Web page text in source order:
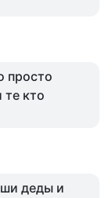
просто
кто
деды и